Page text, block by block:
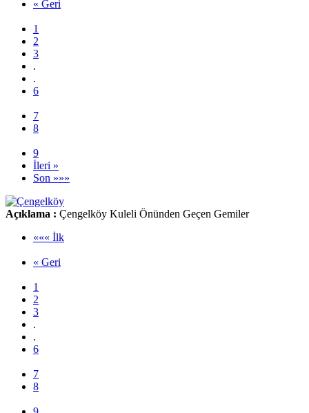
« Geri
1
2
3
.
.
6
7
8
9
İleri »
Son »»»
Açıklama : Çengelköy Kuleli Önünden Geçen Gemiler
««« İlk
« Geri
1
2
3
.
.
6
7
8